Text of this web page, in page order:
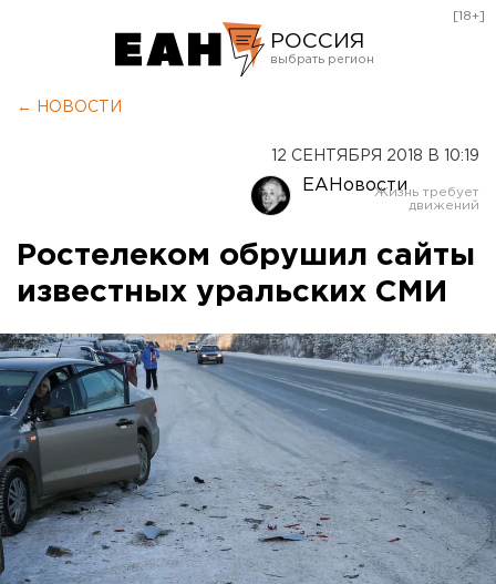
РОССИЯ
Оренбург
[18+]
← НОВОСТИ
12 СЕНТЯБРЯ 2018 В 10:19
ЕАНовости
Ростелеком обрушил сайты
известных уральских СМИ